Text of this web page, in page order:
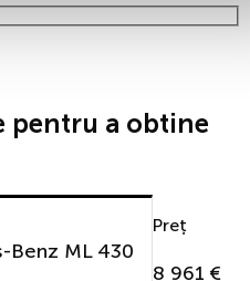
pentru a obtine
Benz ML 430
Preț
8 961 €